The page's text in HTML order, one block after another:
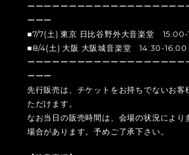
ーーーーーーーーーーーーーーーーーーー
ーーー
■7/7(土) 東京 日比谷野外大音楽堂 15:00-
■8/4(土) 大阪 大阪城音楽堂 14:30-16:00
ーーーーーーーーーーーーーーーーーーー
ーーー
先行販売は、チケットをお持ちでないお客
ただけます。
なお当日の販売時間は、会場の状況により
場合があります。予めご了承下さい。